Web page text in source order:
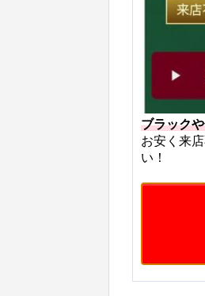
ブラック
お安く来
い！